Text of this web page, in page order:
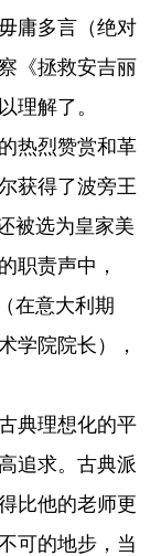
庸多言（绝对
《拯救安吉丽
理解了。
热烈赞赏和革
获得了波旁王
被选为皇家美
职责声中，
在意大利期
学院院长），
典理想化的平
追求。古典派
比他的老师更
可的地步，当